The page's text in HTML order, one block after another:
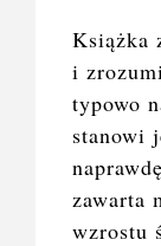
Książka
i
typowo
stanowi
zawarta
wzrostu